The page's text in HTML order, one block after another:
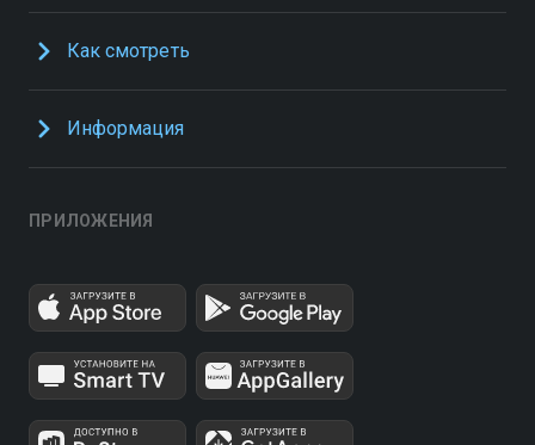
Как смотреть
Информация
ПРИЛОЖЕНИЯ